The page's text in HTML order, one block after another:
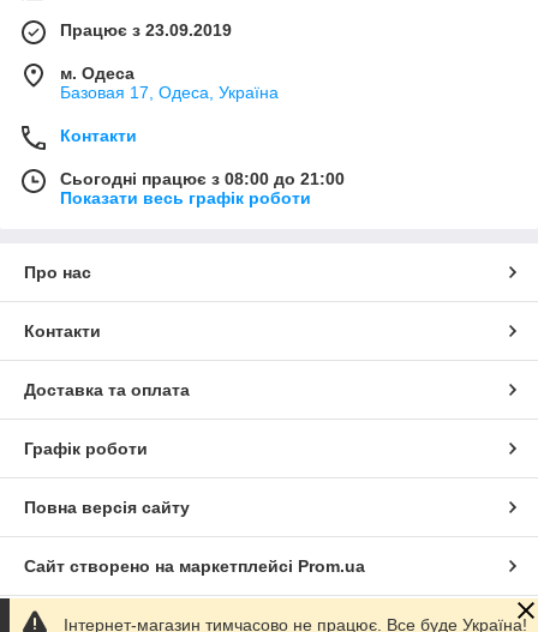
Працює з 23.09.2019
м. Одеса
Базовая 17, Одеса, Україна
Контакти
Сьогодні працює з 08:00 до 21:00
Показати весь графік роботи
Про нас
Контакти
Доставка та оплата
Графік роботи
Повна версія сайту
Сайт створено на маркетплейсі Prom.ua
Політика конфіденційності
Інтернет-магазин тимчасово не працює. Все буде Україна!